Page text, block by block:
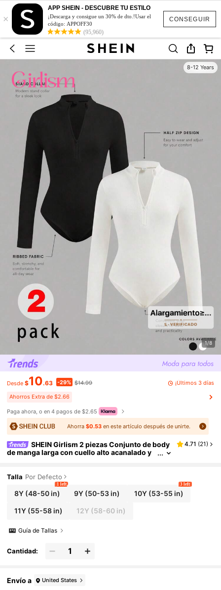
CONSEGUIR
×
APP SHEIN - DESCUBRE TU ESTILO
¡Descarga y consigue un 30% de dto.!Usar el
código: APPOFF30
(95,960)
8-12 Years
1/8
Desde $10.63 -29% $14.99 ¡Últimos 3 días
Ahorros Extra de $2.66
Paga ahora, o en 4 pagos de $2.65
Ahorra $0.53en este artículo después de unirte.
SHEIN Girlism 2 piezas Conjunto de body
de manga larga con cuello alto acanalado y
gro y blanco, adecuado para fines de semana y s
alidas casuales
4.71 (21)
Talla Por Defecto
8Y(48-50 in)
1 left
9Y (50-53 in) 10Y(53-55 in)
3 left
11Y(55-58 in) 12Y (58-60 in)
Guía de Tallas
Cantidad:
Envío a United States